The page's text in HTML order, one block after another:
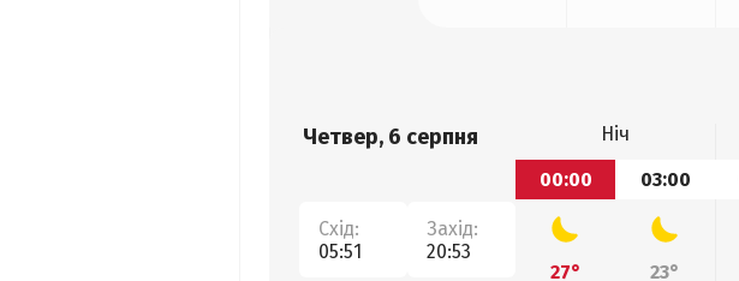
Четвер, 6 серпня
Схід:
05:51
Захід:
20:53
Ніч
00:00
03:00
27° 23°